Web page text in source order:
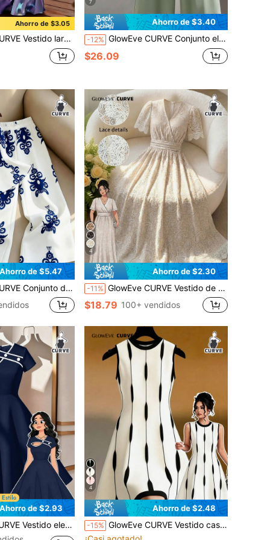
Ahorro de $3.05
y de línea A, para primavera/verano, vestido de vacaciones de moda, vestido de playa y té de la tarde
7
Ahorro de $3.40
-12% GlowEve CURVE Conjunto elegante de 2 piezas talla grande: Top de punto con mangas cortas y ribete de color contrastante y falda evasé de cintura alta
$26.09
Ahorro de $5.47
ancha con estampado retro, talla grande, adecuado para el uso diario, el mercado de fin de semana y las vacaciones de verano
4
Ahorro de $2.30
-11% GlowEve CURVE Vestido de talla grande con estampado floral de patchwork, ajustado y de tejido regular
$18.79 100+ vendidos
de $2.93
manga corta con bloques de color talla grande
4
Ahorro de $2.48
-15% GlowEve CURVE Vestido casual de mujer talla grande con cuello redondo sin mangas, estampado gráfico y bloques de color